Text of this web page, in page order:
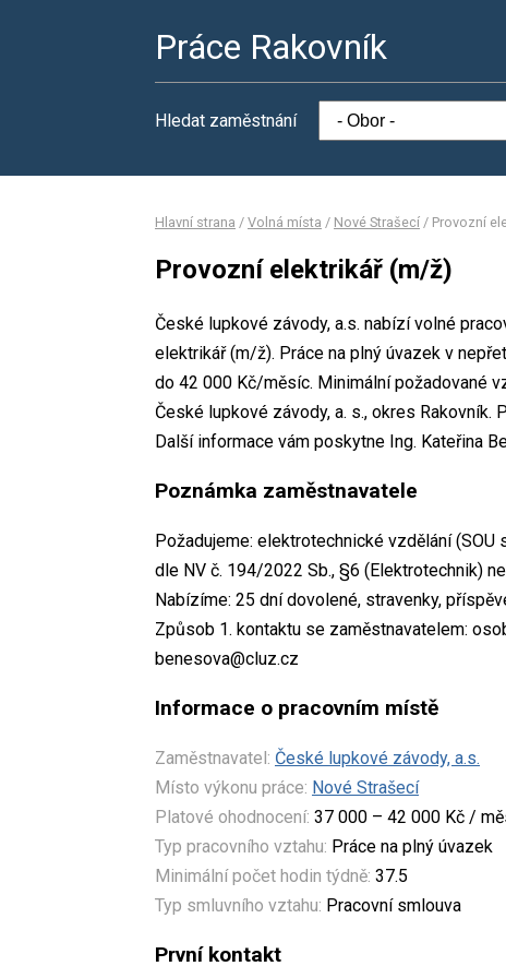
Práce Rakovník
Hledat zaměstnání
Hlavní strana / Volná místa / Nové Strašecí / Provozní
Provozní elektrikář (m/ž)
České lupkové závody, a.s. nabízí volné
elektrikář (m/ž). Práce na plný úvazek v
do 42 000 Kč/měsíc. Minimální požadované
České lupkové závody, a. s., okres Rakovník.
Další informace vám poskytne Ing. Kateřina
Poznámka zaměstnavatele
Požadujeme: elektrotechnické vzdělání
dle NV č. 194/2022 Sb., §6 (Elektrotechnik)
Nabízíme: 25 dní dovolené, stravenky,
Způsob 1. kontaktu se zaměstnavatelem:
benesova@cluz.cz
Informace o pracovním místě
Zaměstnavatel: České lupkové závody, a.s.
Místo výkonu práce: Nové Strašecí
Platové ohodnocení: 37 000 – 42 000 Kč /
Typ pracovního vztahu: Práce na plný úvazek
Minimální počet hodin týdně: 37.5
Typ smluvního vztahu: Pracovní smlouva
První kontakt